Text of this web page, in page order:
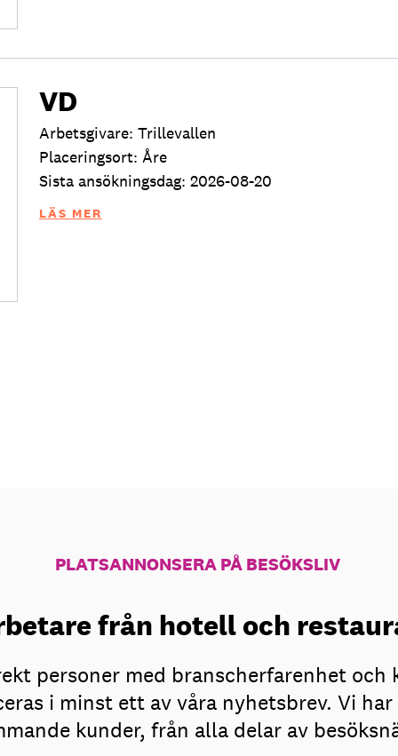
VD
Arbetsgivare: Trillevallen
Placeringsort: Åre
Sista ansökningsdag: 2026-08-20
LÄS MER
PLATSANNONSERA PÅ BESÖKSLIV
från hotell och
personer med branscherfarenhet och
i minst ett av våra nyhetsbrev. Vi
kunder, från alla delar av